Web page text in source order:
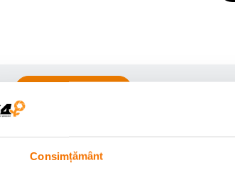
Consimțământ